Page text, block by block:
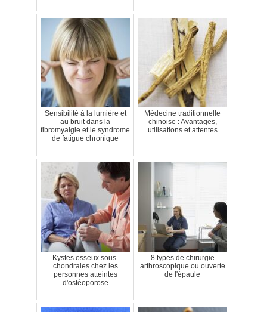
Sensibilité à la lumière et
au bruit dans la
fibromyalgie et le syndrome
de fatigue chronique
Médecine traditionnelle
chinoise : Avantages,
utilisations et attentes
Kystes osseux sous-
chondrales chez les
personnes atteintes
d'ostéoporose
8 types de chirurgie
arthroscopique ou ouverte
de l'épaule